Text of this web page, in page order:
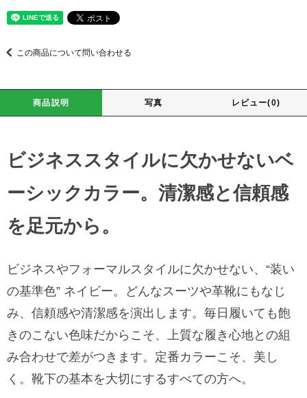
この商品について問い合わせる
商品説明 写真 レビュー(0)
ビジネススタイルに欠かせないベ
ーシックカラー。清潔感と信頼感
を足元から。
ビジネスやフォーマルスタイルに欠かせない、“装い
の基準色” ネイビー。どんなスーツや革靴にもなじ
み、信頼感や清潔感を演出します。毎日履いても飽
きのこない色味だからこそ、上質な履き心地との組
み合わせで差がつきます。定番カラーこそ、美し
く。靴下の基本を大切にするすべての方へ。